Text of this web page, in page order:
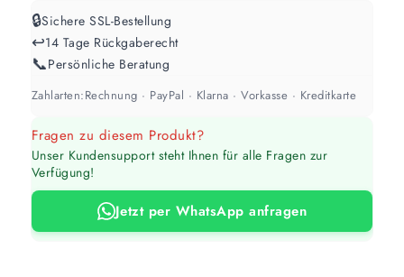
Weiß / hell
1 Anstrich reicht meist
abweichen. Für 10 % Reserve wird automatisch aufgerundet.
🔒Sichere SSL-Bestellung
↩️14 Tage Rückgaberecht
📞Persönliche Beratung
Zahlarten:Rechnung · PayPal · Klarna · Vorkasse · Kreditkarte
Fragen zu diesem Produkt?
Unser Kundensupport steht Ihnen für alle Fragen zur
Verfügung!
Jetzt per WhatsApp anfragen